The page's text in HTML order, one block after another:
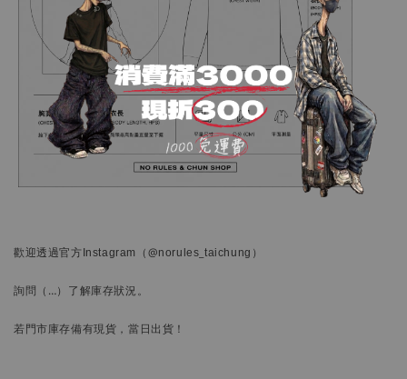
歡迎透過官方Instagram （@norules_taichung）
詢問 （…） 了解庫存狀況。
若門市庫存備有現貨，當日出貨！